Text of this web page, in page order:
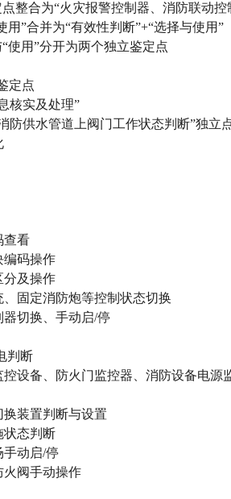
整合为“火灾报警控制器、消防联动控
用”合并为“有效性判断”+“选择与使用”
使用”分开为两个独立鉴定点
定点
核实及处理”
防供水管道上阀门工作状态判断”独立
查看
编码操作
分及操作
固定消防炮等控制状态切换
切换、手动启/停
判断
设备、防火门监控器、消防设备电源
装置判断与设置
状态判断
手动启/停
火阀手动操作